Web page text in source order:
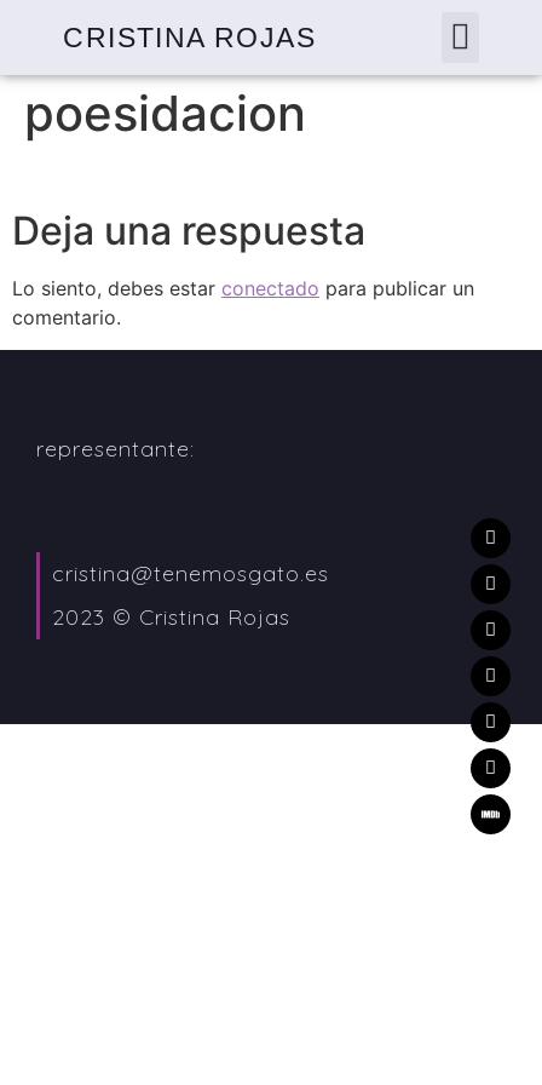
CRISTINA ROJAS
poesidacion
Deja una respuesta
Lo siento, debes estar conectado para publicar un
comentario.
representante:
cristina@tenemosgato.es
2023 © Cristina Rojas